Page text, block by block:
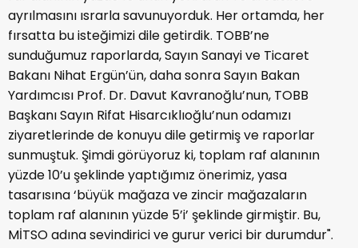
ayrılmasını ısrarla savunuyorduk. Her ortamda, her
fırsatta bu isteğimizi dile getirdik. TOBB’ne
sunduğumuz raporlarda, Sayın Sanayi ve Ticaret
Bakanı Nihat Ergün’ün, daha sonra Sayın Bakan
Yardımcısı Prof. Dr. Davut Kavranoğlu’nun, TOBB
Başkanı Sayın Rifat Hisarcıklıoğlu’nun odamızı
ziyaretlerinde de konuyu dile getirmiş ve raporlar
sunmuştuk. Şimdi görüyoruz ki, toplam raf alanının
yüzde 10’u şeklinde yaptığımız önerimiz, yasa
tasarısına ‘büyük mağaza ve zincir mağazaların
toplam raf alanının yüzde 5’i’ şeklinde girmiştir. Bu,
MİTSO adına sevindirici ve gurur verici bir durumdur".